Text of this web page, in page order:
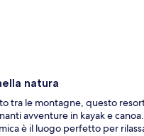
natura
tra le montagne, questo
avventure in kayak e
è il luogo perfetto per